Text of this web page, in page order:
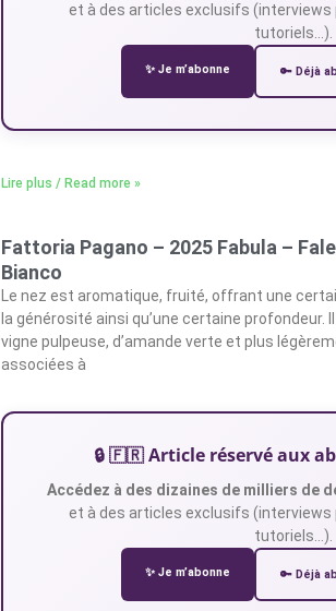
et à des articles exclusifs
tutoriels…).
✨ Je m’abonne 🔑 Déjà
Lire plus / Read more »
Fattoria Pagano – 2025 Fabula –
Bianco
Le nez est aromatique, fruité, offrant une
la générosité ainsi qu’une certaine profondeur.
vigne pulpeuse, d’amande verte et plus
associées à
🔒 🇫🇷 Article réservé aux
Accédez à des dizaines de milliers de
et à des articles exclusifs
tutoriels…).
✨ Je m’abonne 🔑 Déjà